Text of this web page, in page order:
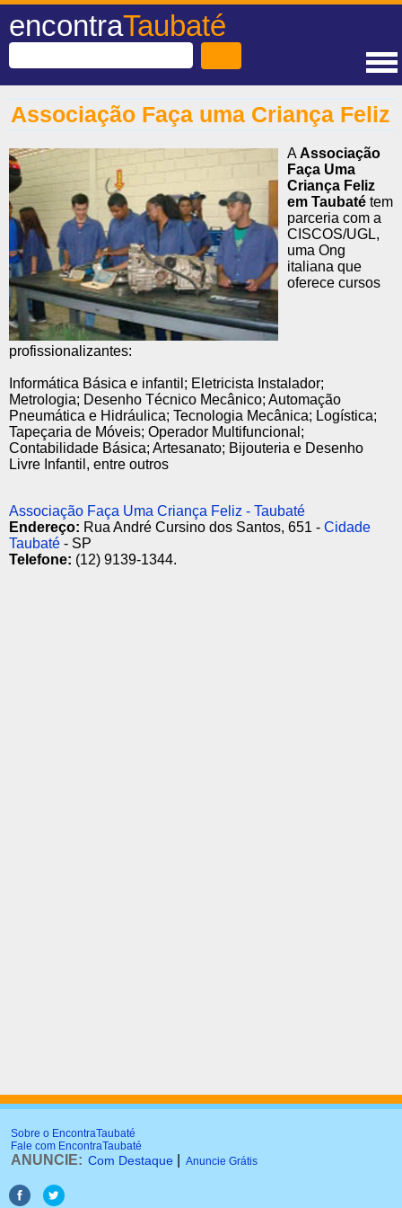
encontraTaubaté
Associação Faça uma Criança Feliz
AAssociação
Faça Uma
Criança Feliz
em Taubaté tem
parceria com a
CISCOS/UGL,
uma Ong
italiana que
oferece cursos
profissionalizantes:
Informática Básica e infantil; Eletricista Instalador;
Metrologia; Desenho Técnico Mecânico; Automação
Pneumática e Hidráulica; Tecnologia Mecânica; Logística;
Tapeçaria de Móveis; Operador Multifuncional;
Contabilidade Básica; Artesanato; Bijouteria e Desenho
Livre Infantil, entre outros
Associação Faça Uma Criança Feliz - Taubaté
Endereço: Rua André Cursino dos Santos, 651 - Cidade
Taubaté - SP
Telefone: (12) 9139-1344.
Sobre o EncontraTaubaté
Fale com EncontraTaubaté
ANUNCIE: Com Destaque Anuncie Grátis